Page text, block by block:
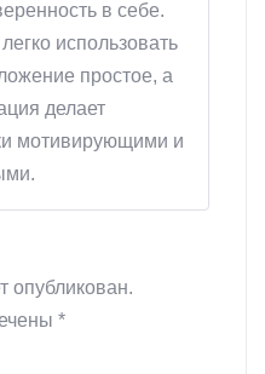
в себе.
использовать
простое, а
делает
мотивирующими и
опубликован.
*